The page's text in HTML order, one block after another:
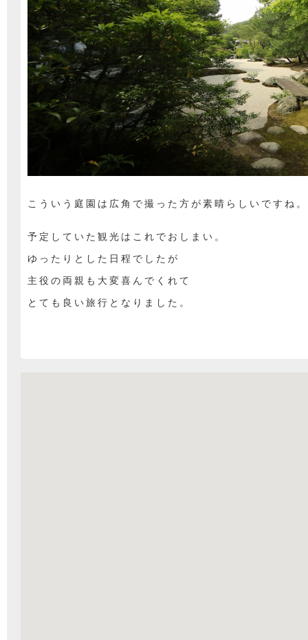
こういう庭園は広角で撮った方が素晴らしいですね。
予定していた観光はこれでおしまい。
ゆったりとした日程でしたが
主役の両親も大変喜んでくれて
とても良い旅行となりました。